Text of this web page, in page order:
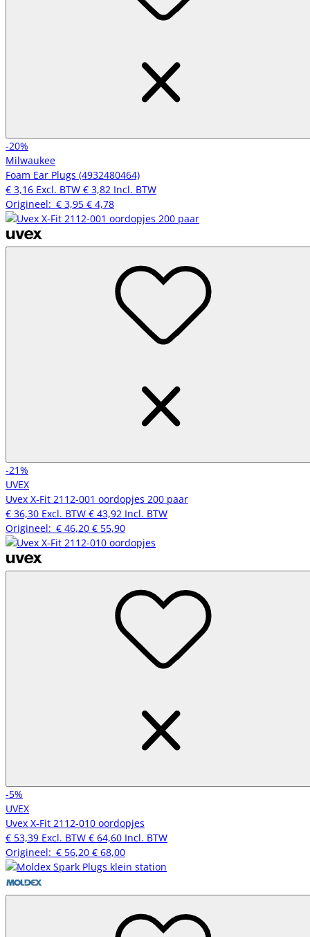
-20%
Milwaukee
Foam Ear Plugs (4932480464)
€ 3,16 Excl. BTW € 3,82 Incl. BTW
Origineel: € 3,95 € 4,78
-21%
UVEX
Uvex X-Fit 2112-001 oordopjes 200 paar
€ 36,30 Excl. BTW € 43,92 Incl. BTW
Origineel: € 46,20 € 55,90
-5%
UVEX
Uvex X-Fit 2112-010 oordopjes
€ 53,39 Excl. BTW € 64,60 Incl. BTW
Origineel: € 56,20 € 68,00